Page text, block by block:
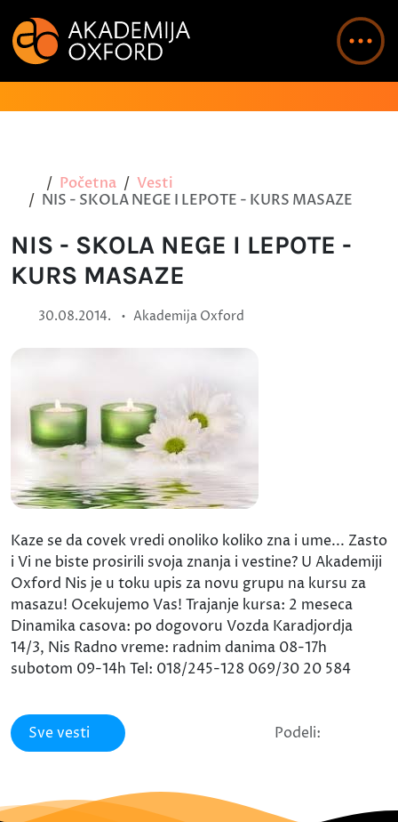
Početna
Vesti
NIS - SKOLA NEGE I LEPOTE - KURS MASAZE
NIS - SKOLA NEGE I LEPOTE -
KURS MASAZE
30.08.2014. • Akademija Oxford
Kaze se da covek vredi onoliko koliko zna i ume... Zasto
i Vi ne biste prosirili svoja znanja i vestine? U Akademiji
Oxford Nis je u toku upis za novu grupu na kursu za
masazu! Ocekujemo Vas! Trajanje kursa: 2 meseca
Dinamika casova: po dogovoru Vozda Karadjordja
14/3, Nis Radno vreme: radnim danima 08-17h
subotom 09-14h Tel: 018/245-128 069/30 20 584
Sve vesti Podeli: